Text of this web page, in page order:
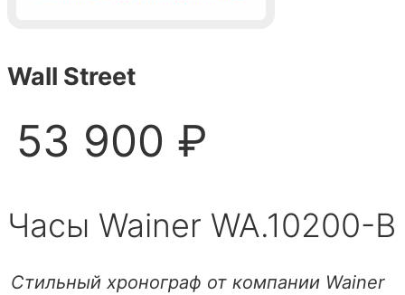
Wall Street
53 900 ₽
Часы Wainer WA.10200-B
Стильный хронограф от компании Wainer